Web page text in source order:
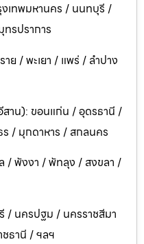
เทพมหานคร / นนทบุรี /
รปราการ
าย / พะเยา / แพร่ / ลำปาง
สาน): ขอนแก่น / อุดรธานี /
ร / มุกดาหาร / สกลนคร
/ พังงา / พัทลุง / สงขลา /
/ นครปฐม / นครราชสีมา
ธานี / ฯลฯ